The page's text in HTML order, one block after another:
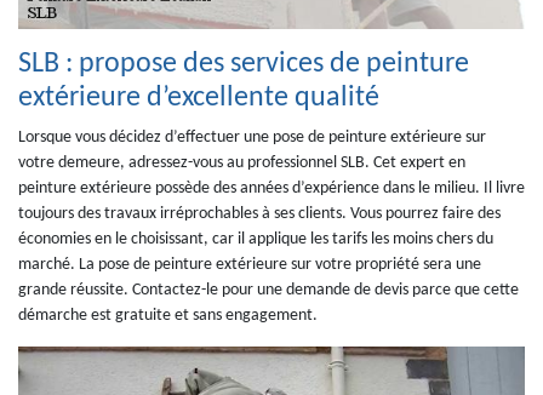
SLB : propose des services de peinture
extérieure d’excellente qualité
Lorsque vous décidez d’effectuer une pose de peinture extérieure sur
votre demeure, adressez-vous au professionnel SLB. Cet expert en
peinture extérieure possède des années d’expérience dans le milieu. Il livre
toujours des travaux irréprochables à ses clients. Vous pourrez faire des
économies en le choisissant, car il applique les tarifs les moins chers du
marché. La pose de peinture extérieure sur votre propriété sera une
grande réussite. Contactez-le pour une demande de devis parce que cette
démarche est gratuite et sans engagement.